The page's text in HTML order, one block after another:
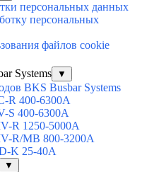
персональных данных
персональных
файлов cookie
Systems ▼
BKS Busbar Systems
R 400-6300A
S 400-6300A
R 1250-5000A
R/MB 800-3200A
K 25-40A
▼